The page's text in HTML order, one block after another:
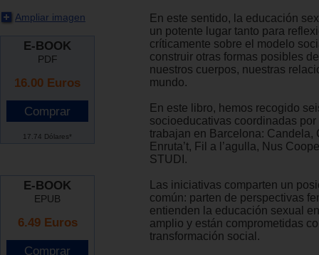
Ampliar imagen
E-BOOK
PDF
16.00 Euros
17.74 Dólares*
E-BOOK
EPUB
6.49 Euros
En este sentido, la educación
un potente lugar tanto para
críticamente sobre el modelo
construir otras formas posibles
nuestros cuerpos, nuestras
mundo.
En este libro, hemos recogido
socioeducativas coordinadas
trabajan en Barcelona: Candela,
Enruta’t, Fil a l’agulla, Nus
STUDI.
Las iniciativas comparten un
común: parten de perspectivas
entienden la educación sexual
amplio y están comprometidas
transformación social.